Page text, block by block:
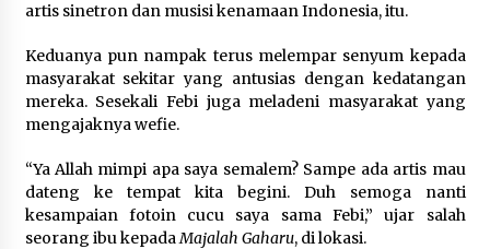
artis sinetron dan musisi kenamaan Indonesia, itu.
Keduanya pun nampak terus melempar senyum kepada
masyarakat sekitar yang antusias dengan kedatangan
mereka. Sesekali Febi juga meladeni masyarakat yang
mengajaknya wefie.
“Ya Allah mimpi apa saya semalem? Sampe ada artis mau
dateng ke tempat kita begini. Duh semoga nanti
kesampaian fotoin cucu saya sama Febi,” ujar salah
seorang ibu kepadaMajalah Gaharu, di lokasi.